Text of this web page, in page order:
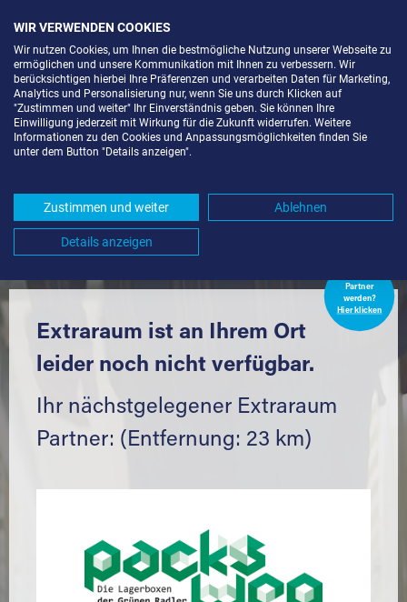
LAGERRAUM MIETEN IN
UMGEBUNG *
Komfortabel einlagern mit Extraraum
Partner
werden?
Hier klicken
Extraraum ist an Ihrem Ort
leider noch nicht verfügbar.
Ihr nächstgelegener Extraraum
Partner: (Entfernung: 23 km)
WIR VERWENDEN COOKIES
Wir nutzen Cookies, um Ihnen die bestmögliche Nutzung unserer Webseite zu
ermöglichen und unsere Kommunikation mit Ihnen zu verbessern. Wir
berücksichtigen hierbei Ihre Präferenzen und verarbeiten Daten für Marketing,
Analytics und Personalisierung nur, wenn Sie uns durch Klicken auf
"Zustimmen und weiter" Ihr Einverständnis geben. Sie können Ihre
Einwilligung jederzeit mit Wirkung für die Zukunft widerrufen. Weitere
Informationen zu den Cookies und Anpassungsmöglichkeiten finden Sie
unter dem Button "Details anzeigen".
Zustimmen und weiter Ablehnen
Details anzeigen